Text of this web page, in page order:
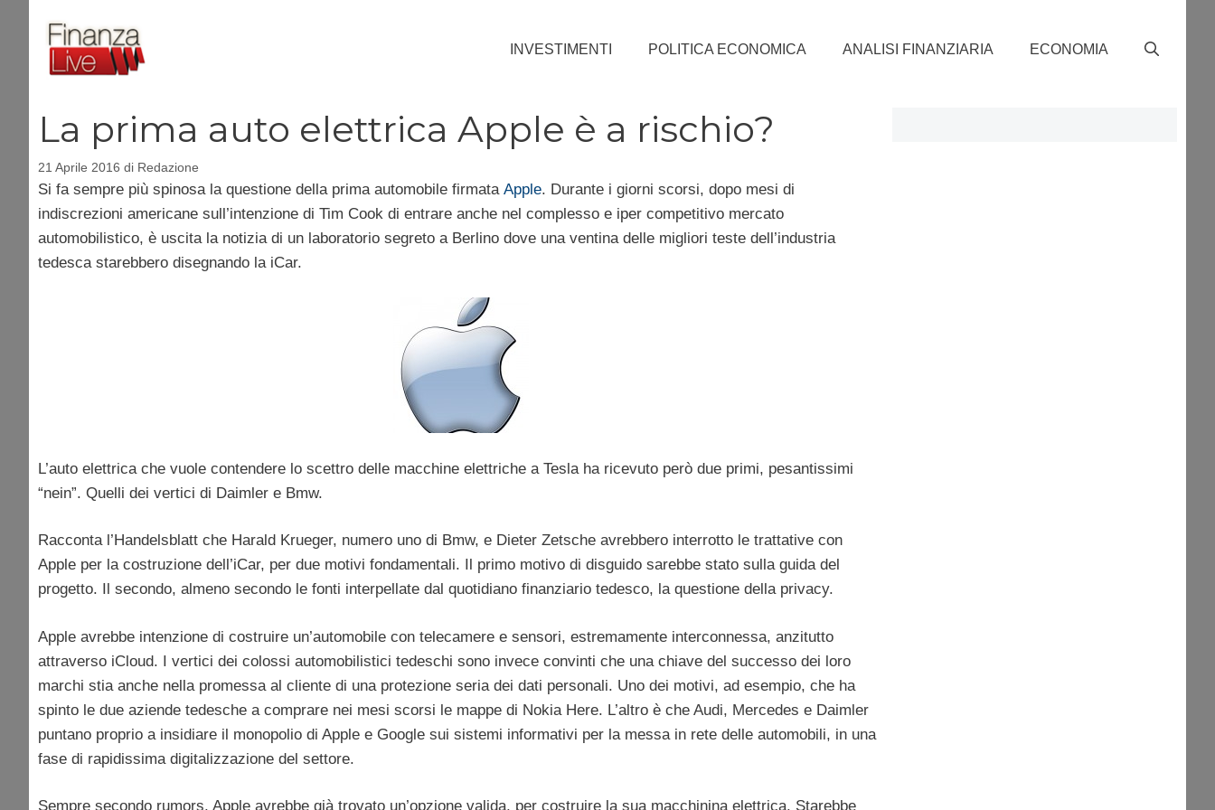
contenuto
INVESTIMENTI POLITICA ECONOMICA ANALISI FINANZIARIA ECONOMIA
La prima auto elettrica Apple è a rischio?
21 Aprile 2016 di Redazione
Si fa sempre più spinosa la questione della prima automobile firmata Apple. Durante i giorni scorsi, dopo mesi di
indiscrezioni americane sull’intenzione di Tim Cook di entrare anche nel complesso e iper competitivo mercato
automobilistico, è uscita la notizia di un laboratorio segreto a Berlino dove una ventina delle migliori teste dell’industria
tedesca starebbero disegnando la iCar.
L’auto elettrica che vuole contendere lo scettro delle macchine elettriche a Tesla ha ricevuto però due primi, pesantissimi
“nein”. Quelli dei vertici di Daimler e Bmw.
Racconta l’Handelsblatt che Harald Krueger, numero uno di Bmw, e Dieter Zetsche avrebbero interrotto le trattative con
Apple per la costruzione dell’iCar, per due motivi fondamentali. Il primo motivo di disguido sarebbe stato sulla guida del
progetto. Il secondo, almeno secondo le fonti interpellate dal quotidiano finanziario tedesco, la questione della privacy.
Apple avrebbe intenzione di costruire un’automobile con telecamere e sensori, estremamente interconnessa, anzitutto
attraverso iCloud. I vertici dei colossi automobilistici tedeschi sono invece convinti che una chiave del successo dei loro
marchi stia anche nella promessa al cliente di una protezione seria dei dati personali. Uno dei motivi, ad esempio, che ha
spinto le due aziende tedesche a comprare nei mesi scorsi le mappe di Nokia Here. L’altro è che Audi, Mercedes e Daimler
puntano proprio a insidiare il monopolio di Apple e Google sui sistemi informativi per la messa in rete delle automobili, in una
fase di rapidissima digitalizzazione del settore.
Sempre secondo rumors, Apple avrebbe già trovato un’opzione valida, per costruire la sua macchinina elettrica. Starebbe